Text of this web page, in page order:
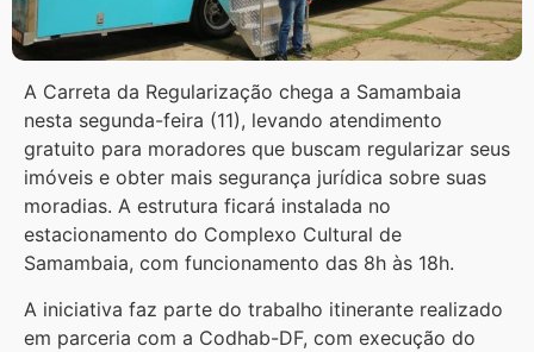
A Carreta da Regularização chega a Samambaia
nesta segunda-feira (11), levando atendimento
gratuito para moradores que buscam regularizar seus
imóveis e obter mais segurança jurídica sobre suas
moradias. A estrutura ficará instalada no
estacionamento do Complexo Cultural de
Samambaia, com funcionamento das 8h às 18h.
A iniciativa faz parte do trabalho itinerante realizado
em parceria com a Codhab-DF, com execução do